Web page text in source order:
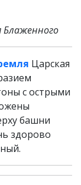
Блаженного
Царская
с острыми
башни
здорово